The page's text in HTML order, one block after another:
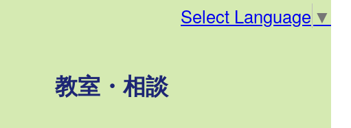
Select Language ▼
教室・相談